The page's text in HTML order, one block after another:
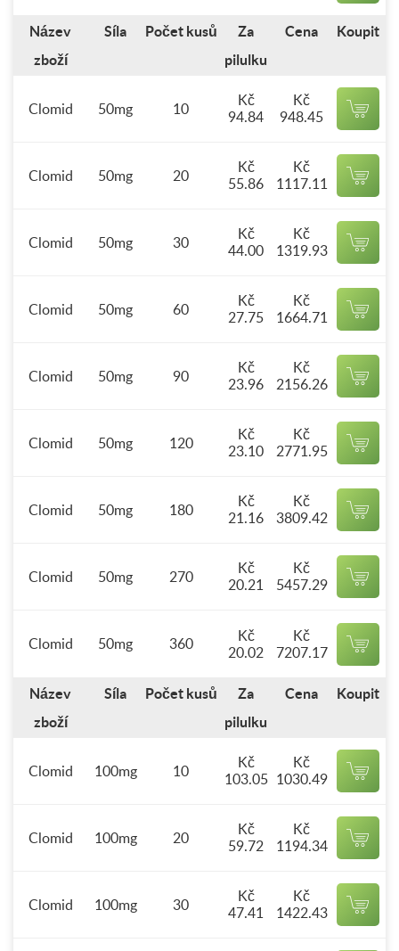
Název
zboží
Síla Počet kusů
Za
pilulku
Cena Koupit
Clomid 50mg 10
Kč
94.84
Kč
948.45
Clomid 50mg 20
Kč
55.86
Kč
1117.11
Clomid 50mg 30
Kč
44.00
Kč
1319.93
Clomid 50mg 60
Kč
27.75
Kč
1664.71
Clomid 50mg 90
Kč
23.96
Kč
2156.26
Clomid 50mg 120
Kč
23.10
Kč
2771.95
Clomid 50mg 180
Kč
21.16
Kč
3809.42
Clomid 50mg 270
Kč
20.21
Kč
5457.29
Clomid 50mg 360
Kč
20.02
Kč
7207.17
Název
zboží
Síla Počet kusů
Za
pilulku
Cena Koupit
Clomid 100mg 10
Kč
103.05
Kč
1030.49
Clomid 100mg 20
Kč
59.72
Kč
1194.34
Clomid 100mg 30
Kč
47.41
Kč
1422.43